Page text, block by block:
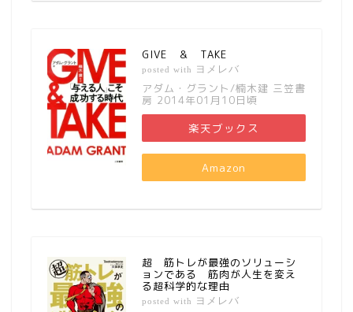
GIVE ＆ TAKE
posted with ヨメレバ
アダム・グラント/楠木建 三笠書
房 2014年01月10日頃
楽天ブックス
Amazon
超 筋トレが最強のソリューシ
ョンである 筋肉が人生を変え
る超科学的な理由
posted with ヨメレバ